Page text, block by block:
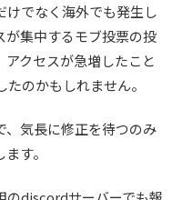
けでなく海外でも発生し
が集中するモブ投票の投
クセスが急増したこと
のかもしれません。
、気長に修正を待つのみ
す。